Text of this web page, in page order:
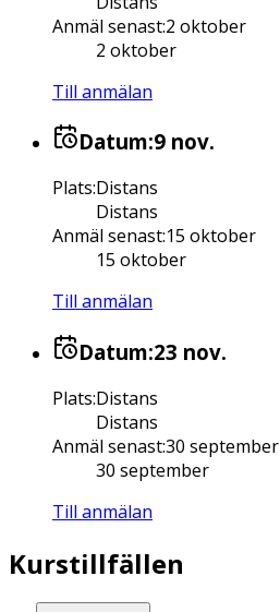
Anmäl senast:2 oktober
2 oktober
Till anmälan
Datum:9 nov.
Plats:Distans
Distans
Anmäl senast:15 oktober
15 oktober
Till anmälan
Datum:23 nov.
Plats:Distans
Distans
Anmäl senast:30 september
30 september
Till anmälan
Kurstillfällen